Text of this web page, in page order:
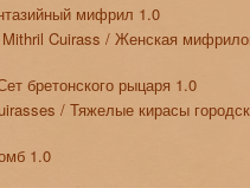
мифрил 1.0
Cuirass / Женская
бретонского рыцаря 1.0
/ Тяжелые кирасы
1.0